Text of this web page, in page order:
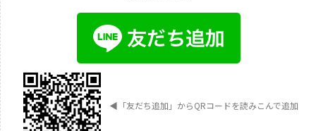
◀︎ 「友だち追加」からQRコードを読みこんで追加